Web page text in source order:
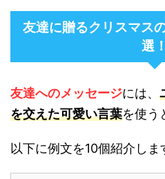
友達に贈るクリスマス
選！
友達へのメッセージには、
を交えた可愛い言葉を使う
以下に例文を10個紹介しま